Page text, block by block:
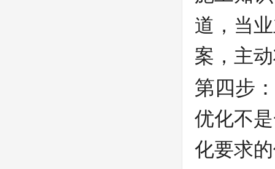
道，当
案，主
第四步
优化不
化要求